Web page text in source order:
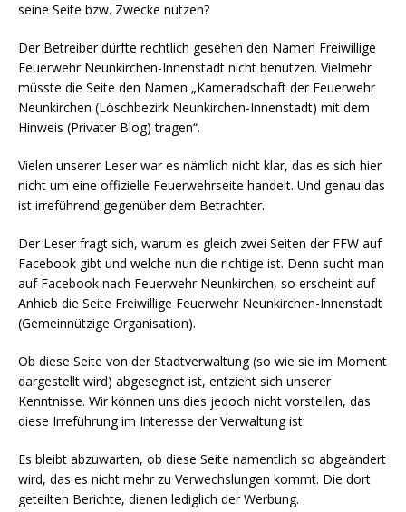
seine Seite bzw. Zwecke nutzen?
Der Betreiber dürfte rechtlich gesehen den Namen Freiwillige
Feuerwehr Neunkirchen-Innenstadt nicht benutzen. Vielmehr
müsste die Seite den Namen „Kameradschaft der Feuerwehr
Neunkirchen (Löschbezirk Neunkirchen-Innenstadt) mit dem
Hinweis (Privater Blog) tragen“.
Vielen unserer Leser war es nämlich nicht klar, das es sich hier
nicht um eine offizielle Feuerwehrseite handelt. Und genau das
ist irreführend gegenüber dem Betrachter.
Der Leser fragt sich, warum es gleich zwei Seiten der FFW auf
Facebook gibt und welche nun die richtige ist. Denn sucht man
auf Facebook nach Feuerwehr Neunkirchen, so erscheint auf
Anhieb die Seite Freiwillige Feuerwehr Neunkirchen-Innenstadt
(Gemeinnützige Organisation).
Ob diese Seite von der Stadtverwaltung (so wie sie im Moment
dargestellt wird) abgesegnet ist, entzieht sich unserer
Kenntnisse. Wir können uns dies jedoch nicht vorstellen, das
diese Irreführung im Interesse der Verwaltung ist.
Es bleibt abzuwarten, ob diese Seite namentlich so abgeändert
wird, das es nicht mehr zu Verwechslungen kommt. Die dort
geteilten Berichte, dienen lediglich der Werbung.